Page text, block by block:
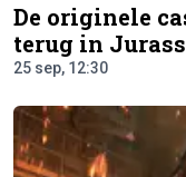
De originele
terug in
25 sep, 12:30